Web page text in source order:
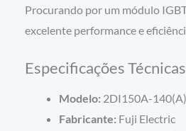
Procurando por um módulo
excelente performance e
Especificações
Modelo: 2DI150A-140(A)
Fabricante: Fuji Electric